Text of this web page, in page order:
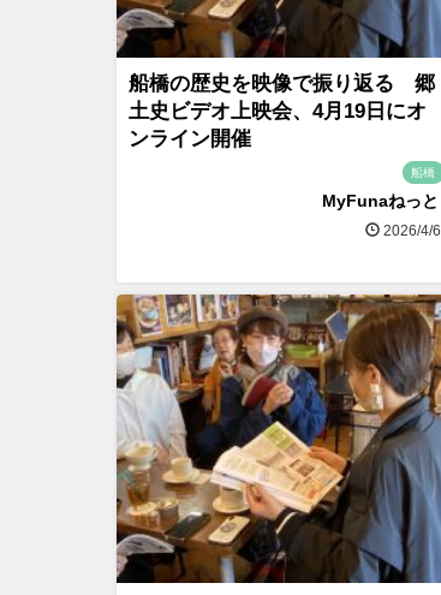
船橋の歴史を映像で振り返る 郷
土史ビデオ上映会、4月19日にオ
ンライン開催
船橋
MyFunaねっと
2026/4/6